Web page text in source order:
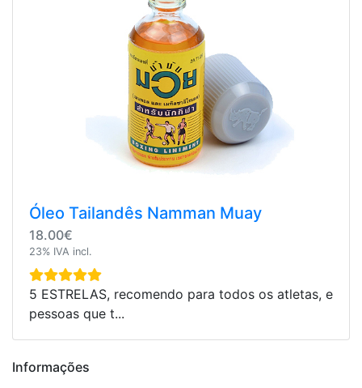
Óleo Tailandês Namman Muay
18.00€
23% IVA incl.
5 ESTRELAS, recomendo para todos os atletas, e
pessoas que t...
Informações